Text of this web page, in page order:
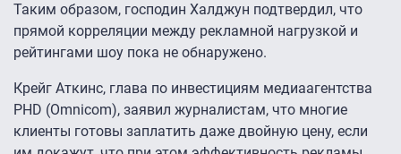
Таким образом, господин Халджун подтвердил, что
прямой корреляции между рекламной нагрузкой и
рейтингами шоу пока не обнаружено.
Крейг Аткинс, глава по инвестициям медиаагентства
PHD (Omnicom), заявил журналистам, что многие
клиенты готовы заплатить даже двойную цену, если